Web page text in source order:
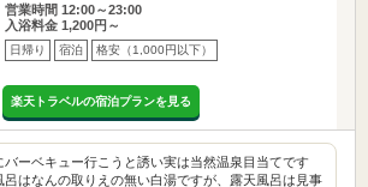
営業時間 12:00～23:00
入浴料金 1,200円～
日帰り 宿泊 格安（1,000円以下）
楽天トラベルの宿泊プランを見る
バーベキュー行こうと誘い実は当然温泉目当てです
呂はなんの取りえの無い白湯ですが、露天風呂は見事